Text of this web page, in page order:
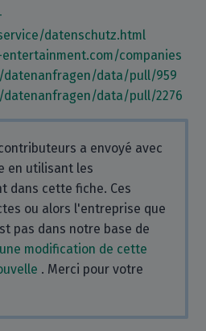
datenschutz.html
companies
data/pull/959
data/pull/2276
a envoyé avec
en utilisant les
dans cette fiche. Ces
ou alors l'entreprise que
pas dans notre base de
une modification de cette
. Merci pour votre